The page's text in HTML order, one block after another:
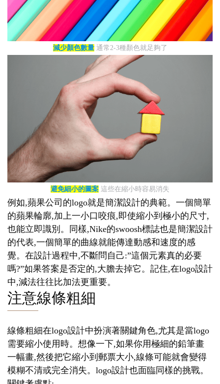
減少顏色數量通常2-3種顏色就足夠了
避免細小的圖案 這些在縮小時容易消失
例如,蘋果公司的logo就是簡潔設計的典範。一個簡單
的蘋果輪廓,加上一小口咬痕,即使縮小到極小的尺寸,
也能立即識別。同樣,Nike的swoosh標誌也是簡潔設計
的代表,一個簡單的曲線就能傳達動感和速度的感
覺。在設計過程中,不斷問自己:”這個元素真的必要
嗎?”如果答案是否定的,大膽去掉它。記住,在logo設計
中,減法往往比加法更重要。
注意線條粗細
線條粗細在logo設計中扮演著關鍵角色,尤其是當logo
需要縮小使用時。想像一下,如果你用極細的鉛筆畫
一幅畫,然後把它縮小到郵票大小,線條可能就會變得
模糊不清或完全消失。logo設計也面臨同樣的挑戰。